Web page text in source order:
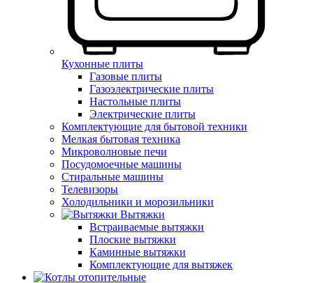
Кухонные плиты
Газовые плиты
Газоэлектрические плиты
Настольные плиты
Электрические плиты
Комплектующие для бытовой техники
Мелкая бытовая техника
Микроволновые печи
Посудомоечные машины
Стиральные машины
Телевизоры
Холодильники и морозильники
Вытяжки
Встраиваемые вытяжки
Плоские вытяжки
Каминные вытяжки
Комплектующие для вытяжек